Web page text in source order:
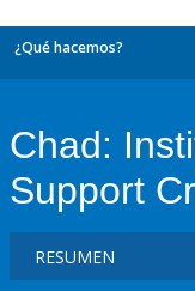
¿Qué hacemos?
Chad:
Support